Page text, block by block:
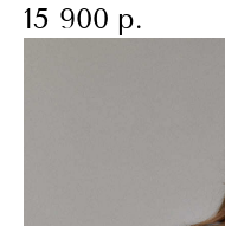
15 900 р.